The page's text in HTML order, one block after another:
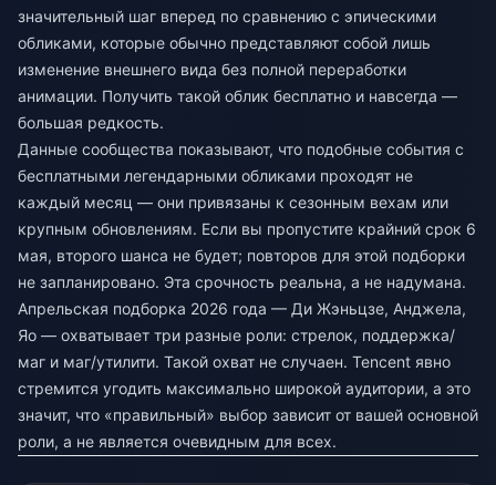
значительный шаг вперед по сравнению с эпическими
обликами, которые обычно представляют собой лишь
изменение внешнего вида без полной переработки
анимации. Получить такой облик бесплатно и навсегда —
большая редкость.
Данные сообщества показывают, что подобные события с
бесплатными легендарными обликами проходят не
каждый месяц — они привязаны к сезонным вехам или
крупным обновлениям. Если вы пропустите крайний срок 6
мая, второго шанса не будет; повторов для этой подборки
не запланировано. Эта срочность реальна, а не надумана.
Апрельская подборка 2026 года — Ди Жэньцзе, Анджела,
Яо — охватывает три разные роли: стрелок, поддержка/
маг и маг/утилити. Такой охват не случаен. Tencent явно
стремится угодить максимально широкой аудитории, а это
значит, что «правильный» выбор зависит от вашей основной
роли, а не является очевидным для всех.